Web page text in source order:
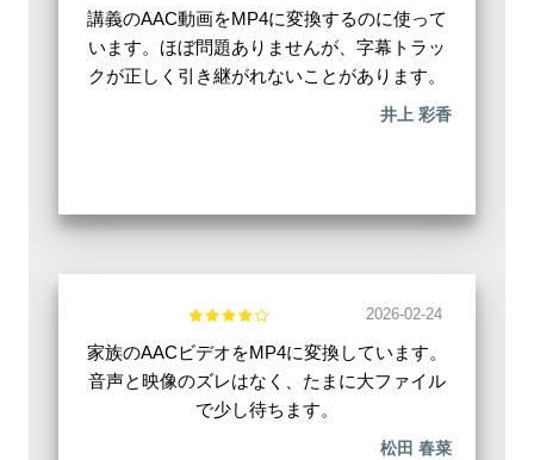
講義のAAC動画をMP4に変換するのに使って
います。ほぼ問題ありませんが、字幕トラッ
クが正しく引き継がれないことがあります。
井上 彩香
2026-02-24
家族のAACビデオをMP4に変換しています。
音声と映像のズレはなく、たまに大ファイル
で少し待ちます。
松田 春菜